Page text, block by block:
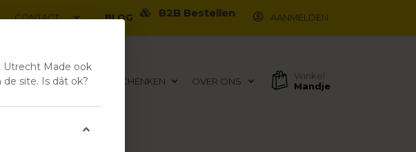
CONTACT BLOG B2B Bestellen AANMELDEN
RELATIEGESCHENKEN OVER ONS
Winkel
Mandje
Utrecht Made ook
site. Is dât ok?